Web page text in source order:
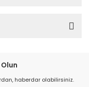
haberdar olabilirsiniz.